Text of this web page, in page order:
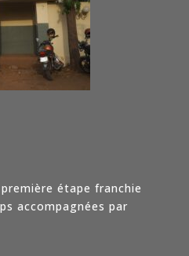
étape franchie
accompagnées par